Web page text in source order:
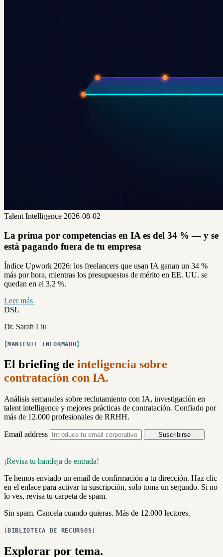
Talent Intelligence 2026-08-02
La prima por competencias en IA es del 34 % — y se
está pagando fuera de tu empresa
Índice Upwork 2026: los freelancers que usan IA ganan un 34 %
más por hora, mientras los presupuestos de mérito en EE. UU. se
quedan en el 3,2 %.
Leer más
DSL
Dr. Sarah Liu
MANTENTE INFORMADO
El briefing de inteligencia sobre
contratación con IA.
Análisis semanales sobre reclutamiento con IA, investigación en
talent intelligence y mejores prácticas de contratación. Confiado por
más de 12.000 profesionales de RRHH.
Email address Suscribirse
¡Revisa tu bandeja de entrada!
Te hemos enviado un email de confirmación a tu dirección. Haz clic
en el enlace para activar tu suscripción, solo toma un segundo. Si no
lo ves, revisa tu carpeta de spam.
Sin spam. Cancela cuando quieras. Más de 12.000 lectores.
BIBLIOTECA DE RECURSOS
Explorar por tema.